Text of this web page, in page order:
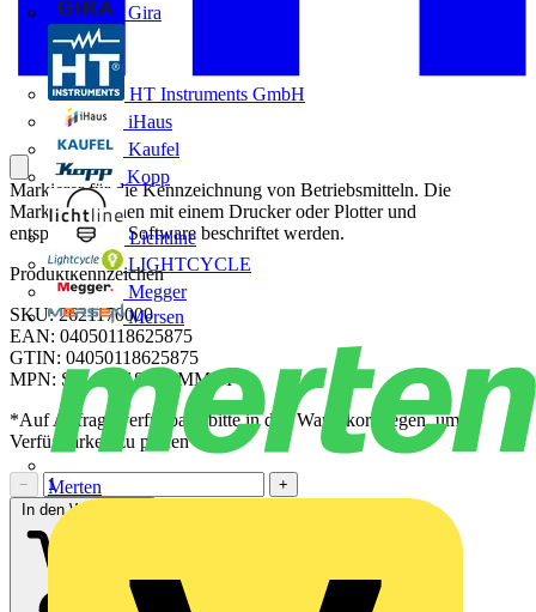
Gira
HT Instruments GmbH
iHaus
Kaufel
Kopp
Lichtline
LIGHTCYCLE
Megger
Mersen
Merten
Markierer für die Kennzeichnung von Betriebsmitteln. Die
Markierer können mit einem Drucker oder Plotter und
entsprechender Software beschriftet werden.
Produktkennzeichen
SKU: 2621170000
EAN: 04050118625875
GTIN: 04050118625875
MPN: SM-FO 18/9.5 MM SI
*Auf Anfrage verfügbar - bitte in den Warenkorb legen, um
Verfügbarkeit zu prüfen
−
+
In den Warenkorb